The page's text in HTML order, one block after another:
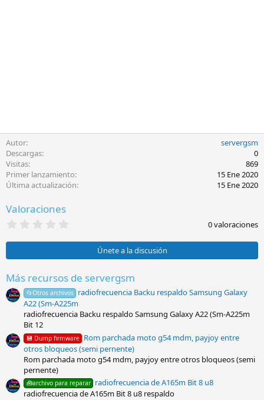
Autor
servergsm
Descargas
0
Visitas
869
Primer lanzamiento
15 Ene 2020
Última actualización
15 Ene 2020
Valoraciones
0
e
t
r
e
l
l
a
s
)
0 valoraciones
Únete a la discusión
Más recursos de servergsm
📂Otros archivos radiofrecuencia Backu respaldo Samsung Galaxy
A22 (Sm-A225m
radiofrecuencia Backu respaldo Samsung Galaxy A22 (Sm-A225m
Bit 12
💾 Dump firmware Rom parchada moto g54 mdm, payjoy entre
otros bloqueos (semi pernente)
Rom parchada moto g54 mdm, payjoy entre otros bloqueos (semi
pernente)
🧰archivo para reparar radiofrecuencia de A165m Bit 8 u8
radiofrecuencia de A165m Bit 8 u8 respaldo